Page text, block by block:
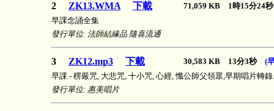
2 ZK13.WMA 下載
71,059 KB 1時15分24
早課念誦全集
發行單位: 法師結緣品 隨喜流通
3 ZK12.mp3 下載 30,583 KB 13分3秒 (
早課 - 楞嚴咒, 大悲咒, 十小咒, 心經, 懺公師父領眾,早期唱片轉錄.
發行單位: 惠美唱片